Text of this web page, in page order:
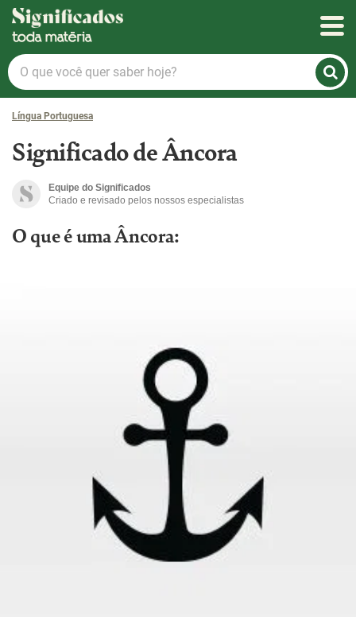
Significados
O
que
você
quer
hoje?
Língua Portuguesa
Significado de Âncora
Equipe do Significados
Criado e revisado pelos nossos especialistas
O que é uma Âncora: